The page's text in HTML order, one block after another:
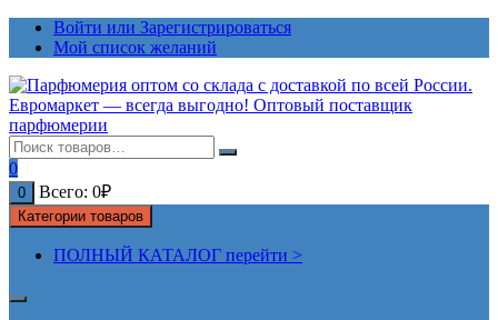
ПерейтиВойти или Зарегистрироваться
Мой список желаний
0
0 Всего: 0₽
Категории товаров
ПОЛНЫЙ КАТАЛОГ перейти >